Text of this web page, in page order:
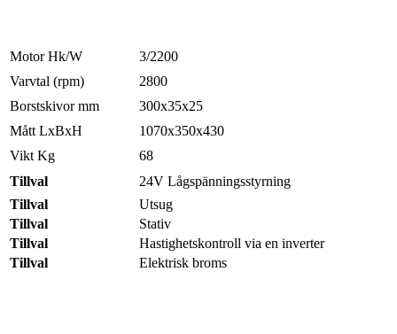
Motor Hk/W
3/2200
Varvtal (rpm)
2800
Borstskivor mm
300x35x25
Mått LxBxH
1070x350x430
Vikt Kg
68
Tillval
24V Lågspänningsstyrning
Tillval
Utsug
Tillval
Stativ
Tillval
Hastighetskontroll via en inverter
Tillval
Elektrisk broms